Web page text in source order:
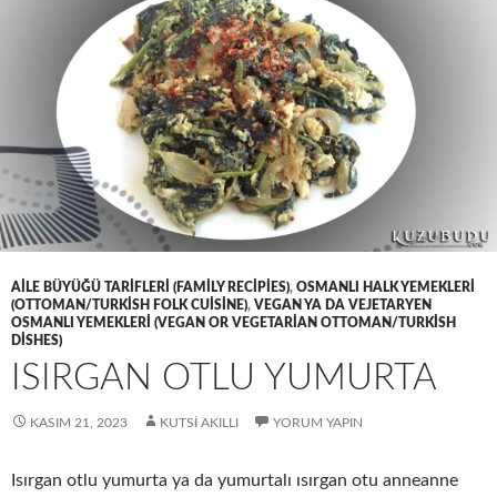
AILE BÜYÜĞÜ TARIFLERI (FAMILY RECIPIES), OSMANLI HALK YEMEKLERI
(OTTOMAN/TURKISH FOLK CUISINE), VEGAN YA DA VEJETARYEN
OSMANLI YEMEKLERI (VEGAN OR VEGETARIAN OTTOMAN/TURKISH
DISHES)
ISIRGAN OTLU YUMURTA
KASIM 21, 2023 KUTSI AKILLI YORUM YAPIN
Isırgan otlu yumurta ya da yumurtalı ısırgan otu anneanne